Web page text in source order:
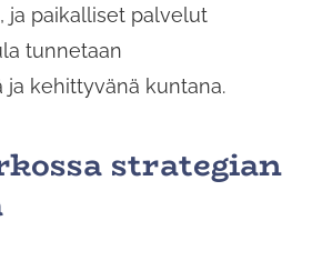
ja paikalliset palvelut
tunnetaan
ja kehittyvänä kuntana.
strategian